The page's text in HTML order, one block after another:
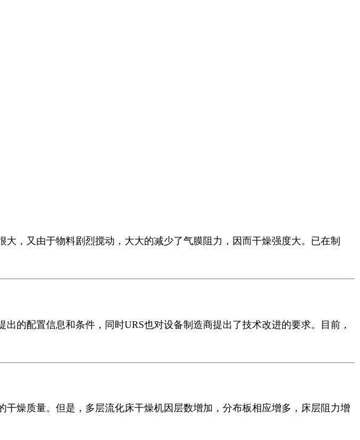
，又由于物料剧烈搅动，大大的减少了气膜阻力，因而干燥强度大。已在制
的配置信息和条件，同时URS也对设备制造商提出了技术改进的要求。目前，
燥质量。但是，多层流化床干燥机因层数增加，分布板相应增多，床层阻力增